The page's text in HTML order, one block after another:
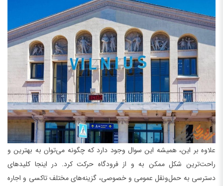
علاوه بر این، همیشه این سوال وجود دارد که چگونه می‌توان به بهترین و
راحت‌ترین شکل ممکن به و از فرودگاه حرکت کرد. در اینجا کلیدهای
دسترسی به حمل‌ونقل عمومی و خصوصی، گزینه‌های مختلف تاکسی و اجاره